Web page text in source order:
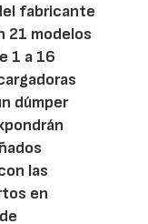
fabricante
21 modelos
1 a 16
dúmper
las
en